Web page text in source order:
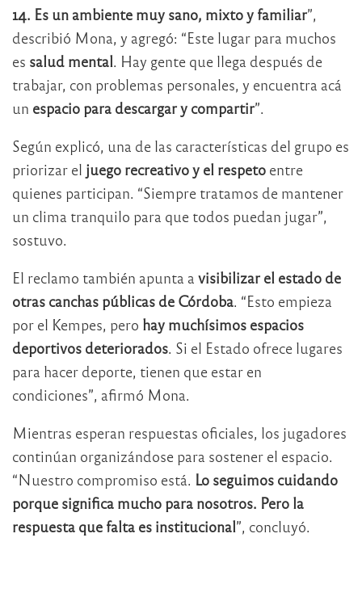
14. Es un ambiente muy sano, mixto y familiar”,
describió Mona, y agregó: “Este lugar para muchos
es salud mental. Hay gente que llega después de
trabajar, con problemas personales, y encuentra acá
un espacio para descargar y compartir”.
Según explicó, una de las características del grupo es
priorizar el juego recreativo y el respeto entre
quienes participan. “Siempre tratamos de mantener
un clima tranquilo para que todos puedan jugar”,
sostuvo.
El reclamo también apunta a visibilizar el estado de
otras canchas públicas de Córdoba. “Esto empieza
por el Kempes, pero hay muchísimos espacios
deportivos deteriorados. Si el Estado ofrece lugares
para hacer deporte, tienen que estar en
condiciones”, afirmó Mona.
Mientras esperan respuestas oficiales, los jugadores
continúan organizándose para sostener el espacio.
“Nuestro compromiso está. Lo seguimos cuidando
porque significa mucho para nosotros. Pero la
respuesta que falta es institucional”, concluyó.